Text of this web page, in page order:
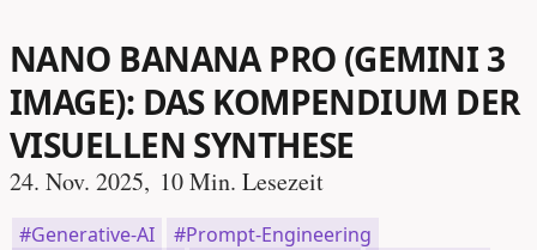
NANO BANANA PRO (GEMINI 3
IMAGE): DAS KOMPENDIUM DER
VISUELLEN SYNTHESE
24. Nov. 2025 10 Min. Lesezeit
Generative-AI
Prompt-Engineering